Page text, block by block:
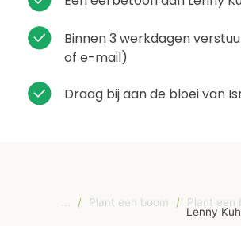
Binnen 3 werkdagen
of e-mail)
Draag bij aan de bloei van
/ Plant een boom / Plant een
Lenny